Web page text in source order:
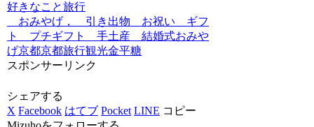
好きなこと旅行
おみやげ， 引き出物 お祝い ギフ
ト
プチギフト 手土産 結婚式おみや
げ京都京都旅行観光金平糖
スポンサーリンク
シェアする
X Facebook はてブ Pocket LINE コピー